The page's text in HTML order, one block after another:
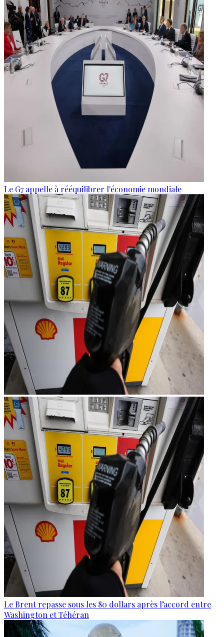
Le G7 appelle à rééquilibrer l'économie mondiale
Le Brent repasse sous les 80 dollars après l’accord entre
Washington et Téhéran